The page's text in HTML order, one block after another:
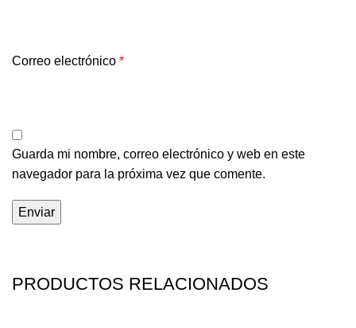
Correo electrónico *
Guarda mi nombre, correo electrónico y web en este
navegador para la próxima vez que comente.
PRODUCTOS RELACIONADOS